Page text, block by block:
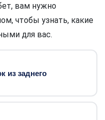
вам нужно
чтобы узнать, какие
для вас.
из заднего